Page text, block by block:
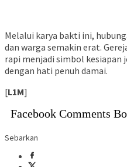
Melalui karya bakti ini,
dan warga semakin erat.
rapi menjadi simbol kesiapan
dengan hati penuh damai.
[L1M]
Facebook Comments
Sebarkan